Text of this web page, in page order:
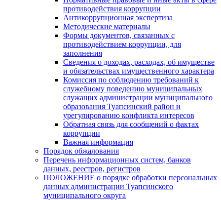
противодействия коррупции
Антикоррупционная экспертиза
Методические материалы
Формы документов, связанных с
противодействием коррупции, для
заполнения
Сведения о доходах, расходах, об имуществе
и обязательствах имущественного характера
Комиссия по соблюдению требований к
служебному поведению муниципальных
служащих администрации муниципального
образования Туапсинский район и
урегулированию конфликта интересов
Обратная связь для сообщений о фактах
коррупции
Важная информация
Порядок обжалования
Перечень информационных систем, банков
данных, реестров, регистров
ПОЛОЖЕНИЕ о порядке обработки персональных
данных администрации Туапсинского
муниципального округа